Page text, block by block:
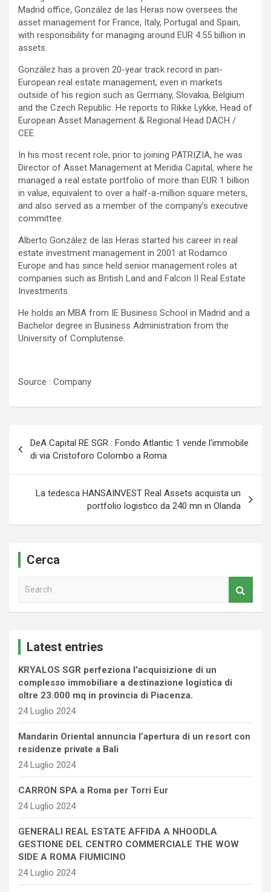
Madrid office, González de las Heras now oversees the
asset management for France, Italy, Portugal and Spain,
with responsibility for managing around EUR 4.55 billion in
assets.
González has a proven 20-year track record in pan-
European real estate management, even in markets
outside of his region such as Germany, Slovakia, Belgium
and the Czech Republic. He reports to Rikke Lykke, Head of
European Asset Management & Regional Head DACH /
CEE.
In his most recent role, prior to joining PATRIZIA, he was
Director of Asset Management at Meridia Capital, where he
managed a real estate portfolio of more than EUR 1 billion
in value, equivalent to over a half-a-million square meters,
and also served as a member of the company’s executive
committee.
Alberto González de las Heras started his career in real
estate investment management in 2001 at Rodamco
Europe and has since held senior management roles at
companies such as British Land and Falcon II Real Estate
Investments.
He holds an MBA from IE Business School in Madrid and a
Bachelor degree in Business Administration from the
University of Complutense.
Source : Company
articoli
DeA Capital RE SGR : Fondo Atlantic 1 vende l’immobile
di via Cristoforo Colombo a Roma
La tedesca HANSAINVEST Real Assets acquista un
portfolio logistico da 240 mn in Olanda
Cerca
Latest entries
KRYALOS SGR perfeziona l’acquisizione di un
complesso immobiliare a destinazione logistica di
oltre 23.000 mq in provincia di Piacenza.
24 Luglio 2024
Mandarin Oriental annuncia l’apertura di un resort con
residenze private a Bali
24 Luglio 2024
CARRON SPA a Roma per Torri Eur
24 Luglio 2024
GENERALI REAL ESTATE AFFIDA A NHOODLA
GESTIONE DEL CENTRO COMMERCIALE THE WOW
SIDE A ROMA FIUMICINO
24 Luglio 2024